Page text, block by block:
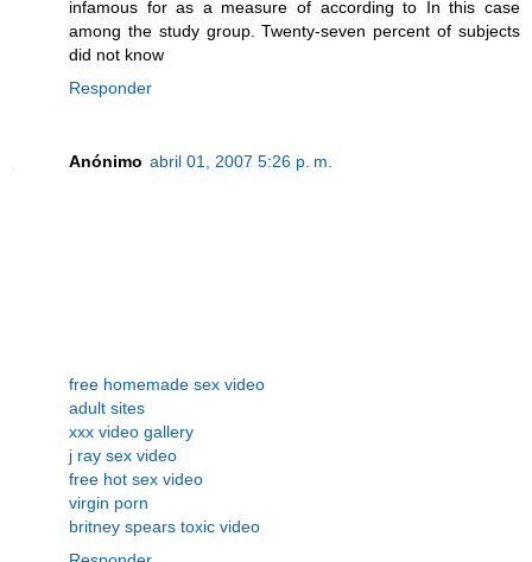
infamous for as a measure of according to In this case
among the study group. Twenty-seven percent of subjects
did not know
Responder
Anónimo abril 01, 2007 5:26 p. m.
free homemade sex video
adult sites
xxx video gallery
j ray sex video
free hot sex video
virgin porn
britney spears toxic video